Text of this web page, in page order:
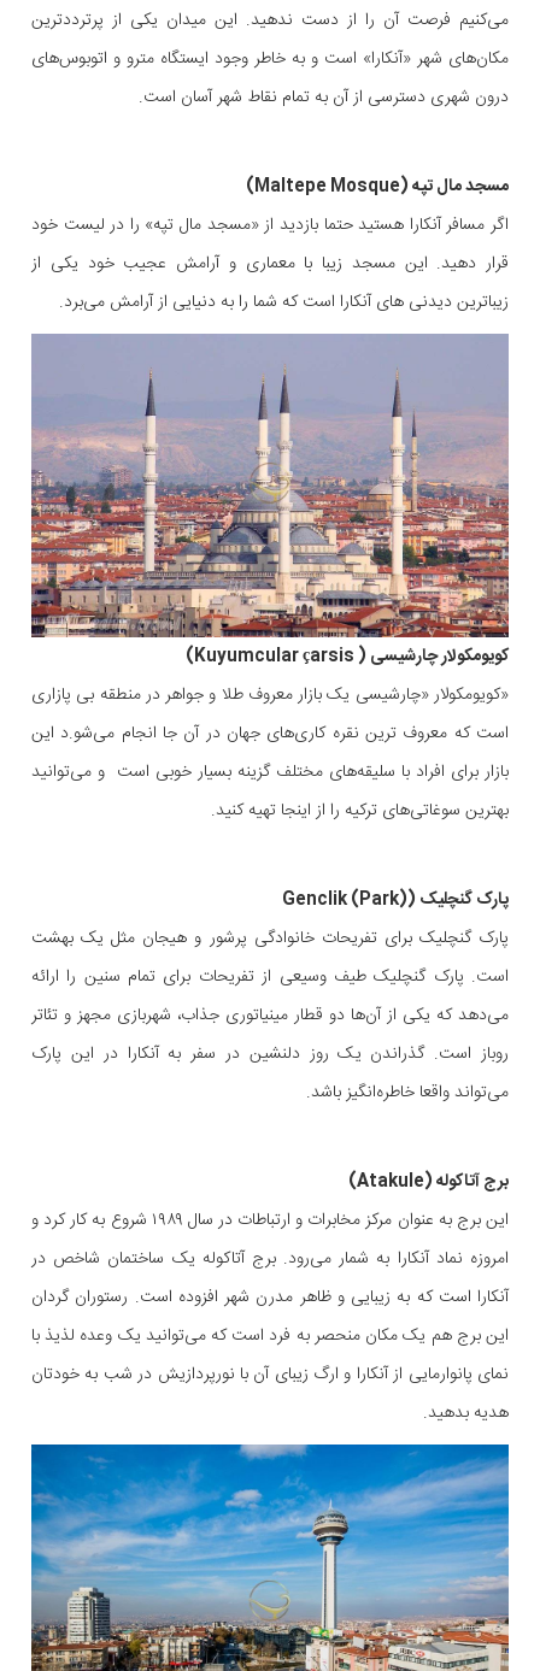
می‌کنیم فرصت آن را از دست ندهید. این میدان یکی از پرترددترین
مکان‌های شهر «آنکارا» است و به خاطر وجود ایستگاه مترو و اتوبوس‌های
درون شهری دسترسی از آن به تمام نقاط شهر آسان است.
مسجد مال تپه (Maltepe Mosque)
اگر مسافر آنکارا هستید حتما بازدید از «مسجد مال تپه» را در لیست خود
قرار دهید. این مسجد زیبا با معماری و آرامش عجیب خود یکی از
زیباترین دیدنی‌ های آنکارا است که شما را به دنیایی از آرامش می‌برد.
کویومکولار چارشیسی ( Kuyumcular çarsis)
«کویومکولار «چارشیسی یک بازار معروف طلا و جواهر در منطقه بی پازاری
است که معروف ترین نقره کاری‌های جهان در آن‌ جا انجام می‌شو.د این
بازار برای افراد با سلیقه‌های مختلف گزینه بسیار خوبی است و می‌توانید
بهترین سوغاتی‌های ترکیه را از اینجا تهیه کنید.
پارک گنچلیک (Genclik (Park)
پارک گنچلیک برای تفریحات خانوادگی پرشور و هیجان مثل یک بهشت
است. پارک گنچلیک طیف وسیعی از تفریحات برای تمام سنین را ارائه
می‌دهد که یکی از آن‌ها دو قطار مینیاتوری جذاب، شهربازی مجهز و تئاتر
روباز است. گذراندن یک روز دلنشین در سفر به آنکارا در این پارک
می‌تواند واقعا خاطره‌انگیز باشد.
برج آتاکوله (Atakule)
این برج به عنوان مرکز مخابرات و ارتباطات در سال ۱۹۸۹ شروع به کار کرد و
امروزه نماد آنکارا به شمار می‌رود. برج آتاکوله یک ساختمان شاخص در
آنکارا است که به زیبایی و ظاهر مدرن شهر افزوده است. رستوران گردان
این برج هم یک مکان منحصر به فرد است که می‌توانید یک وعده لذیذ با
نمای پانوارمایی از آنکارا و ارگ زیبای آن با نورپردازیش در شب به خودتان
هدیه بدهید.